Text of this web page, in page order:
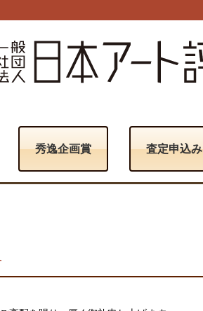
秀逸企画賞 査定申込み